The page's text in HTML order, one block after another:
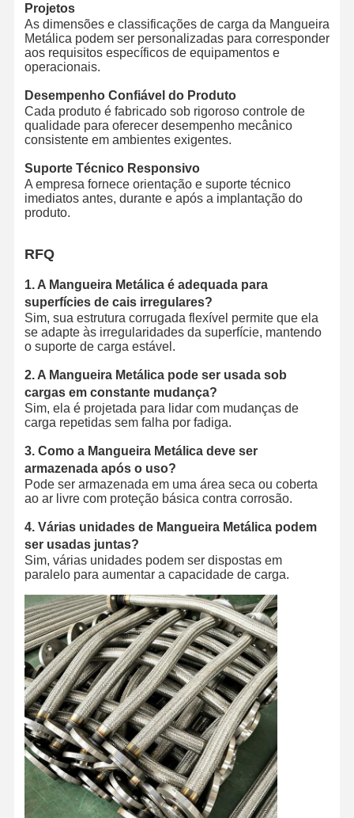
Projetos
As dimensões e classificações de carga da Mangueira
Metálica podem ser personalizadas para corresponder
aos requisitos específicos de equipamentos e
operacionais.
Desempenho Confiável do Produto
Cada produto é fabricado sob rigoroso controle de
qualidade para oferecer desempenho mecânico
consistente em ambientes exigentes.
Suporte Técnico Responsivo
A empresa fornece orientação e suporte técnico
imediatos antes, durante e após a implantação do
produto.
RFQ
1. A Mangueira Metálica é adequada para
superfícies de cais irregulares?
Sim, sua estrutura corrugada flexível permite que ela
se adapte às irregularidades da superfície, mantendo
o suporte de carga estável.
2. A Mangueira Metálica pode ser usada sob
cargas em constante mudança?
Sim, ela é projetada para lidar com mudanças de
carga repetidas sem falha por fadiga.
3. Como a Mangueira Metálica deve ser
armazenada após o uso?
Pode ser armazenada em uma área seca ou coberta
ao ar livre com proteção básica contra corrosão.
4. Várias unidades de Mangueira Metálica podem
ser usadas juntas?
Sim, várias unidades podem ser dispostas em
paralelo para aumentar a capacidade de carga.